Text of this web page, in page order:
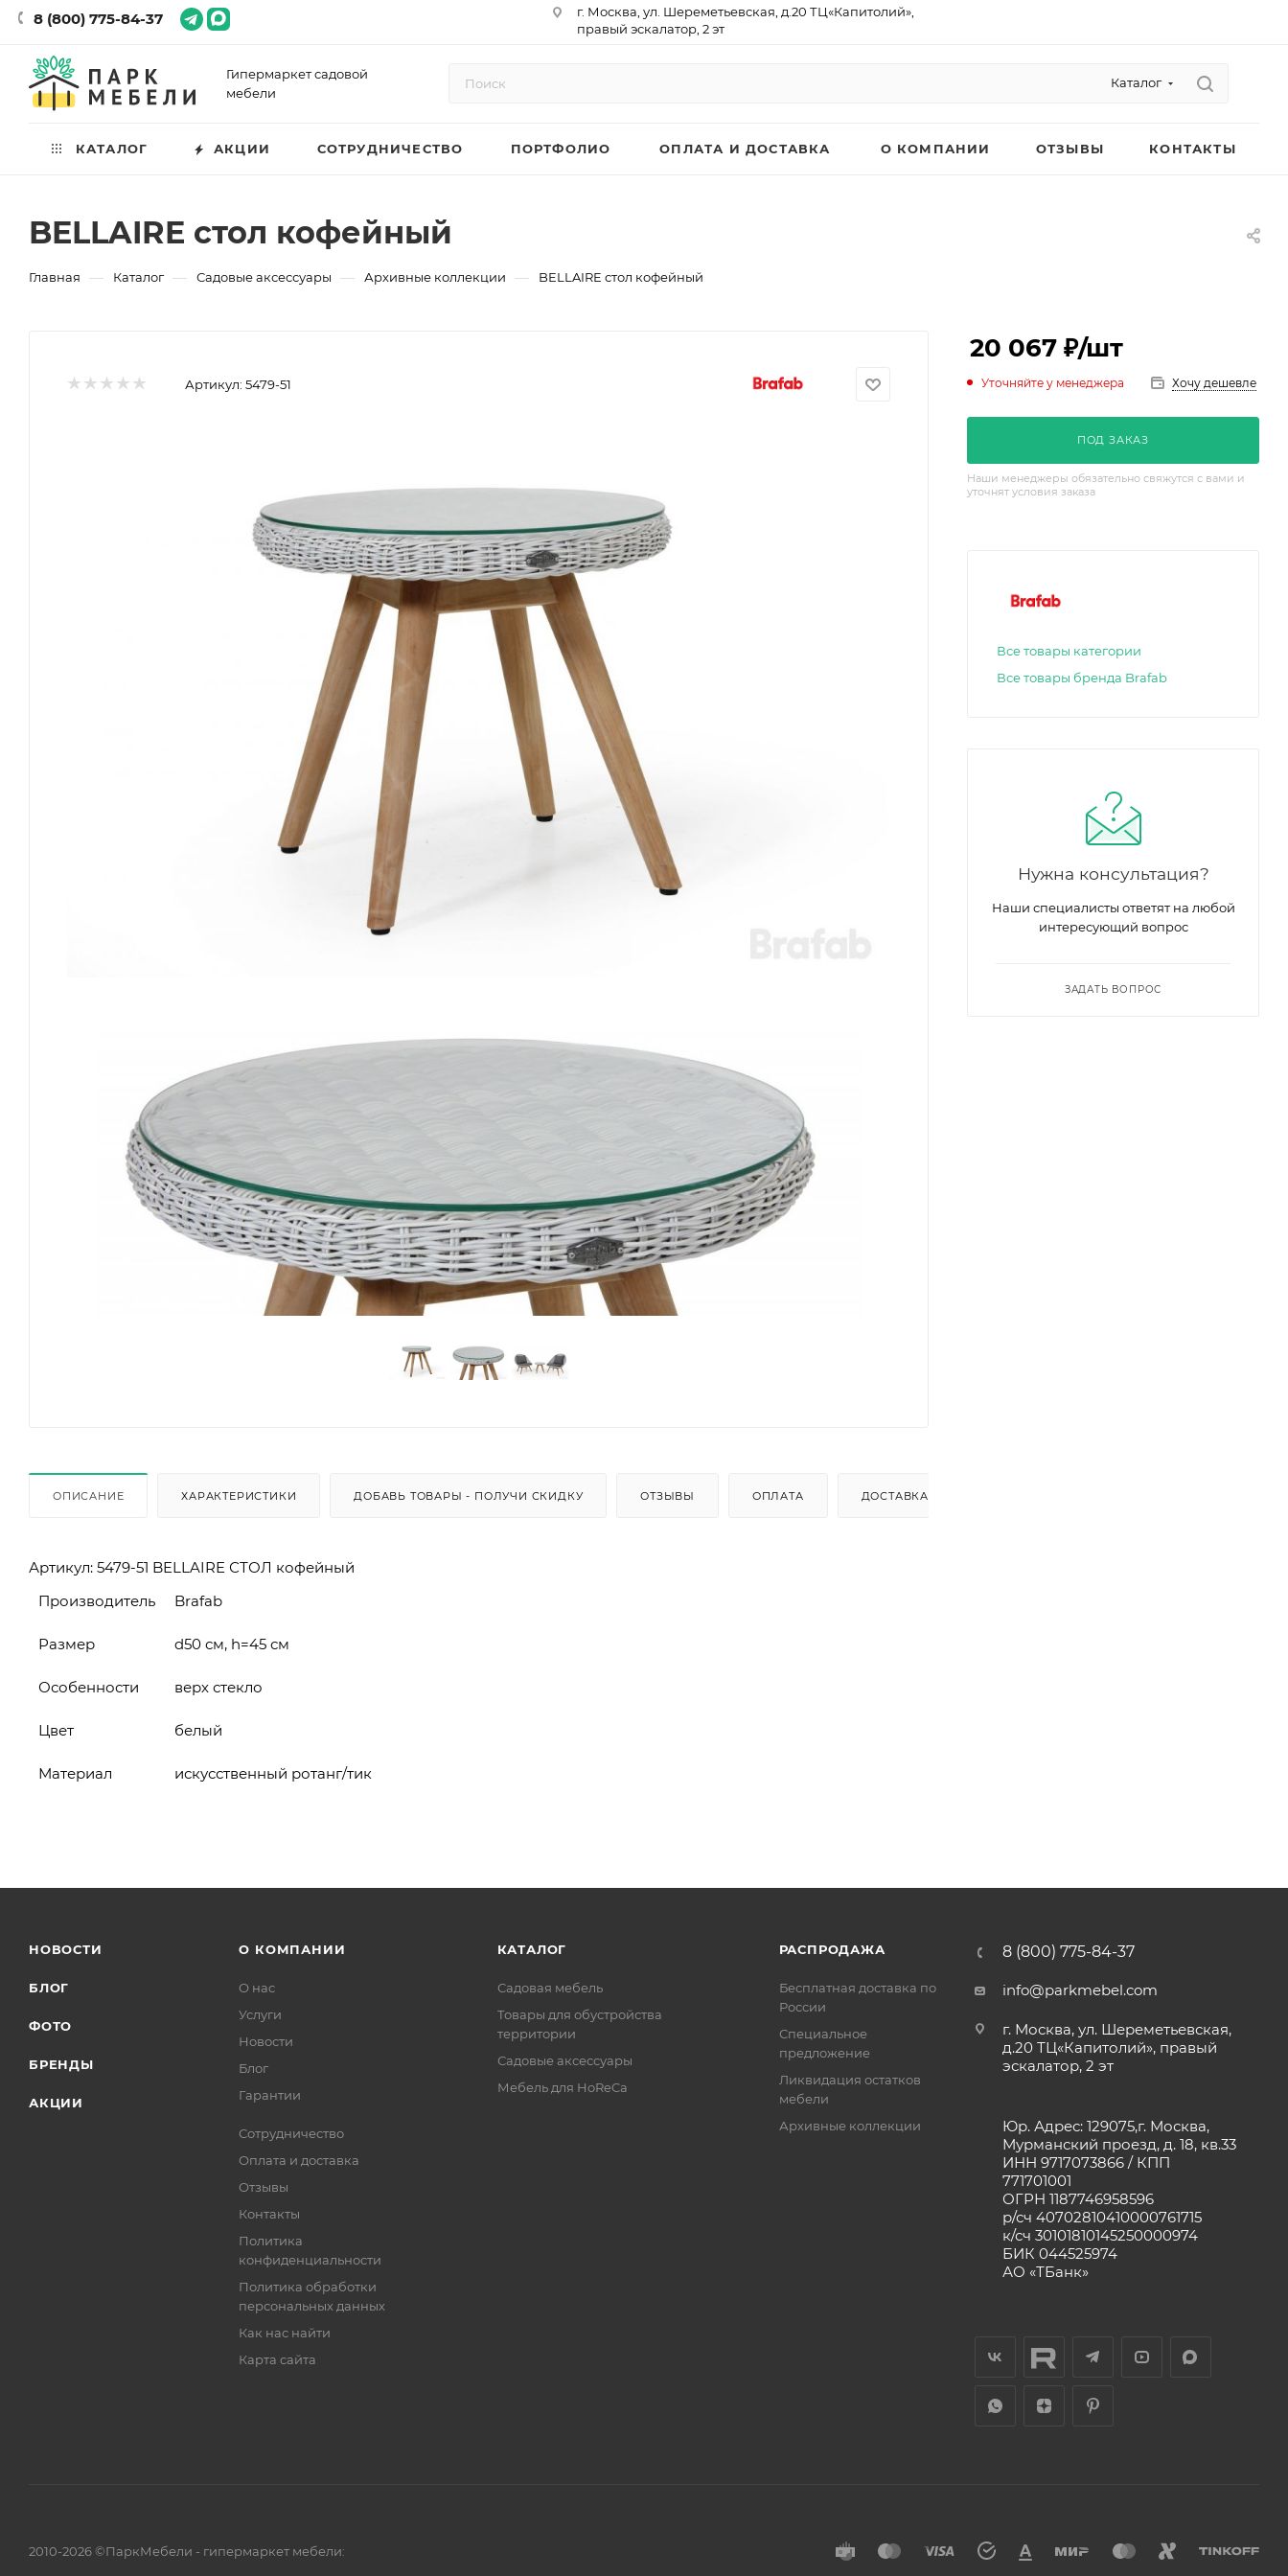
8 (800) 775-84-37
г. Москва, ул. Шереметьевская, д.20 ТЦ«Капитолий»,
правый эскалатор, 2 эт
р/сч 40702810410000761715
Гипермаркет садовой
мебели
Каталог
КАТАЛОГ АКЦИИ СОТРУДНИЧЕСТВО ПОРТФОЛИО ОПЛАТА И ДОСТАВКА О КОМПАНИИ ОТЗЫВЫ КОНТАКТЫ
BELLAIRE стол кофейный
Главная — Каталог — Садовые аксессуары — Архивные коллекции — BELLAIRE стол кофейный
Артикул: 5479-51
ОПИСАНИЕ ХАРАКТЕРИСТИКИ ДОБАВЬ ТОВАРЫ - ПОЛУЧИ СКИДКУ ОТЗЫВЫ ОПЛАТА ДОСТАВКА
Артикул: 5479-51 BELLAIRE СТОЛ кофейный
Производитель
Brafab
Размер d50 см, h=45 см
Особенности верх стекло
Цвет белый
Материал искусственный ротанг/тик
20 067 ₽/шт
Уточняйте у менеджера Хочу дешевле
ПОД ЗАКАЗ
Наши менеджеры обязательно свяжутся с вами и
уточнят условия заказа
Все товары категории
Все товары бренда Brafab
Нужна консультация?
Наши специалисты ответят на любой
интересующий вопрос
ЗАДАТЬ ВОПРОС
НОВОСТИ
БЛОГ
ФОТО
БРЕНДЫ
АКЦИИ
О КОМПАНИИ
О нас
Услуги
Новости
Блог
Гарантии
Сотрудничество
Оплата и доставка
Отзывы
Контакты
Политика
конфиденциальности
Политика обработки
персональных данных
Как нас найти
Карта сайта
КАТАЛОГ
Садовая мебель
Товары для обустройства
территории
Садовые аксессуары
Мебель для HoReCa
РАСПРОДАЖА
Бесплатная доставка по
России
Специальное
предложение
Ликвидация остатков
мебели
Архивные коллекции
8 (800) 775-84-37
info@parkmebel.com
г. Москва, ул. Шереметьевская,
д.20 ТЦ«Капитолий», правый
эскалатор, 2 эт
Юр. Адрес: 129075,г. Москва,
Мурманский проезд, д. 18, кв.33
ИНН 9717073866 / КПП
771701001
ОГРН 1187746958596
р/сч 40702810410000761715
к/сч 30101810145250000974
БИК 044525974
АО «ТБанк»
2010-2026 ©ПаркМебели - гипермаркет мебели: